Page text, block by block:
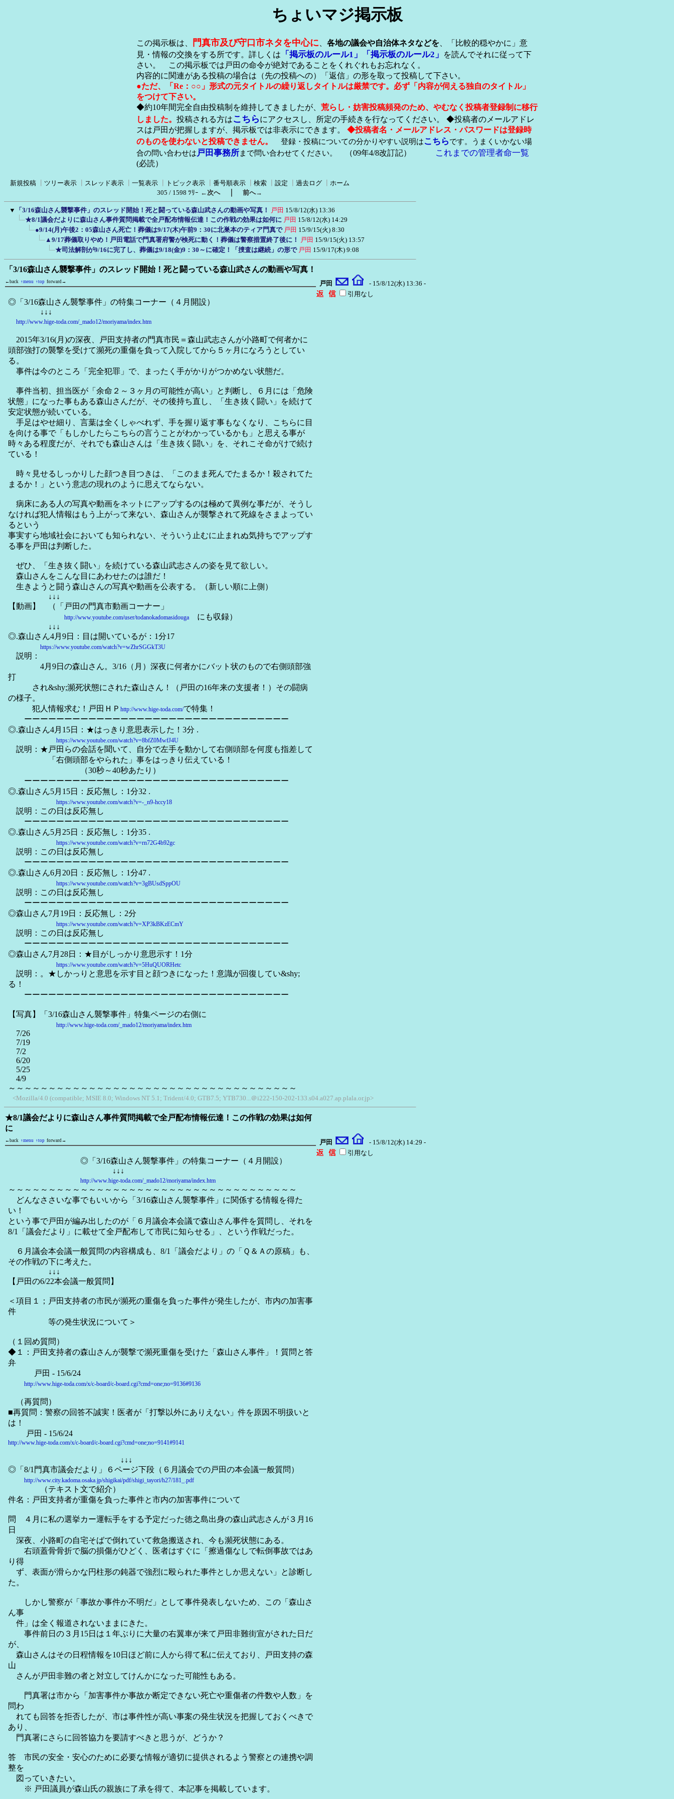
ちょいマジ掲示板
この掲示板は、 門真市及び守口市ネタを中心に、 各地の議会や自治体ネタなどを、「比較的穏やかに」意
見・情報の交換をする所です。詳しくは
「掲示板のルール1」 「掲示板のルール2」
を読んでそれに従って下
さい。 この掲示板では戸田の命令が絶対であることをくれぐれもお忘れなく。
内容的に関連がある投稿の場合は（先の投稿への）「返信」の形を取って投稿して下さい。
●ただ、「Re：○○」形式の元タイトルの繰り返しタイトルは厳禁です。必ず「内容が伺える独自のタイトル」
をつけて下さい。
◆約10年間完全自由投稿制を維持してきましたが、 荒らし・妨害投稿頻発のため、やむなく投稿者登録制に移行
しました。 投稿される方はこちらにアクセスし、所定の手続きを行なってください。 ◆投稿者のメールアドレ
スは戸田が把握しますが、掲示板では非表示にできます。 ◆投稿者名・メールアドレス・パスワードは登録時
のものを使わないと投稿できません。
登録・投稿についての分かりやすい説明はこちらです。うまくいかない場
合の問い合わせは戸田事務所まで問い合わせてください。 （09年4/8改訂記） これまでの管理者命一覧
(必読）
新規投稿 ツリー表示 スレッド表示 一覧表示 トピック表示 番号順表示 検索 設定 過去ログ
ホーム
305 / 1598 ﾂﾘｰ ←次へ｜ 前へ→
▼ 「3/16森山さん襲撃事件」のスレッド開始！死と闘っている森山武さんの動画や写真！ 戸田 15/8/12(水) 13:36
★8/1議会だよりに森山さん事件質問掲載で全戸配布情報伝達！この作戦の効果は如何に 戸田 15/8/12(水) 14:29
●9/14(月)午後2：05森山さん死亡！葬儀は9/17(木)午前9：30に北巣本のティア門真で 戸田 15/9/15(火) 8:30
▲9/17葬儀取りやめ！戸田電話で門真署府警が検死に動く！葬儀は警察措置終了後に！
戸田 15/9/15(火) 13:57
★司法解剖が9/16に完了し、葬儀は9/18(金)9：30～に確定！「捜査は継続」の形で 戸田 15/9/17(木) 9:08
「3/16森山さん襲撃事件」のスレッド開始！死と闘っている森山武さんの動画や写真！
←back ↑menu ↑top forward→ 戸田 - 15/8/12(水) 13:36 -
◎「3/16森山さん襲撃事件」の特集コーナー（４月開設）
↓↓↓
http://www.hige-toda.com/_mado12/moriyama/index.htm
2015年3/16(月)の深夜、戸田支持者の門真市民＝森山武志さんが小路町で何者かに
頭部強打の襲撃を受けて瀕死の重傷を負って入院してから５ヶ月になろうとしてい
る。
事件は今のところ「完全犯罪」で、まったく手がかりがつかめない状態だ。
事件当初、担当医が「余命２～３ヶ月の可能性が高い」と判断し、６月には「危険
状態」になった事もある森山さんだが、その後持ち直し、「生き抜く闘い」を続けて
安定状態が続いている。
手足はやせ細り、言葉は全くしゃべれず、手を握り返す事もなくなり、こちらに目
を向ける事で「もしかしたらこちらの言うことがわかっているかも」と思える事が
時々ある程度だが、それでも森山さんは「生き抜く闘い」を、それこそ命がけで続け
ている！
時々見せるしっかりした顔つき目つきは、「このまま死んでたまるか！殺されてた
まるか！」という意志の現れのように思えてならない。
病床にある人の写真や動画をネットにアップするのは極めて異例な事だが、そうし
なければ犯人情報はもう上がって来ない、森山さんが襲撃されて死線をさまよってい
るという
事実すら地域社会においても知られない、そういう止むに止まれぬ気持ちでアップす
る事を戸田は判断した。
ぜひ、「生き抜く闘い」を続けている森山武志さんの姿を見て欲しい。
森山さんをこんな目にあわせたのは誰だ！
生きようと闘う森山さんの写真や動画を公表する。（新しい順に上側）
↓↓↓
【動画】 （「戸田の門真市動画コーナー」
http://www.youtube.com/user/todanokadomasidouga
にも収録）
↓↓↓
◎.森山さん4月9日：目は開いているが：1分17
https://www.youtube.com/watch?v=wZhrSGGkT3U
説明：
4月9日の森山さん。3/16（月）深夜に何者かにバット状のもので右側頭部強
打
され&shy;瀕死状態にされた森山さん！（戸田の16年来の支援者！）その闘病
の様子。
犯人情報求む！戸田ＨＰ http://www.hige-toda.com/で特集！
ーーーーーーーーーーーーーーーーーーーーーーーーーーーーーーーーー
◎.森山さん4月15日：★はっきり意思表示した！3分 .
https://www.youtube.com/watch?v=8bfZ0MwfJ4U
説明：★戸田らの会話を聞いて、自分で左手を動かして右側頭部を何度も指差して
「右側頭部をやられた」事をはっきり伝えている！
（30秒～40秒あたり）
ーーーーーーーーーーーーーーーーーーーーーーーーーーーーーーーーー
◎.森山さん5月15日：反応無し：1分32 .
https://www.youtube.com/watch?v=-_n9-hccy18
説明：この日は反応無し
ーーーーーーーーーーーーーーーーーーーーーーーーーーーーーーーーー
◎.森山さん5月25日：反応無し：1分35 .
https://www.youtube.com/watch?v=rn72G4b92gc
説明：この日は反応無し
ーーーーーーーーーーーーーーーーーーーーーーーーーーーーーーーーー
◎.森山さん6月20日：反応無し：1分47 .
https://www.youtube.com/watch?v=3gBUsdSppOU
説明：この日は反応無し
ーーーーーーーーーーーーーーーーーーーーーーーーーーーーーーーーー
◎森山さん7月19日：反応無し：2分
https://www.youtube.com/watch?v=XP3kBKzECmY
説明：この日は反応無し
ーーーーーーーーーーーーーーーーーーーーーーーーーーーーーーーーー
◎森山さん7月28日：★目がしっかり意思示す！1分
https://www.youtube.com/watch?v=5HuQUORHetc
説明：。★しかっりと意思を示す目と顔つきになった！意識が回復してい&shy;
る！
ーーーーーーーーーーーーーーーーーーーーーーーーーーーーーーーーー
【写真】「3/16森山さん襲撃事件」特集ページの右側に
http://www.hige-toda.com/_mado12/moriyama/index.htm
7/26
7/19
7/2
6/20
5/25
4/9
～～～～～～～～～～～～～～～～～～～～～～～～～～～～～～～～～～～～
引用なし
<Mozilla/4.0 (compatible; MSIE 8.0; Windows NT 5.1; Trident/4.0; GTB7.5; YTB730...＠i222-150-202-133.s04.a027.ap.plala.or.jp>
★8/1議会だよりに森山さん事件質問掲載で全戸配布情報伝達！この作戦の効果は如何
に
←back ↑menu ↑top forward→ 戸田 - 15/8/12(水) 14:29 -
◎「3/16森山さん襲撃事件」の特集コーナー（４月開設）
↓↓↓
http://www.hige-toda.com/_mado12/moriyama/index.htm
～～～～～～～～～～～～～～～～～～～～～～～～～～～～～～～～～～～～
どんなささいな事でもいいから「3/16森山さん襲撃事件」に関係する情報を得た
い！
という事で戸田が編み出したのが「６月議会本会議で森山さん事件を質問し、それを
8/1「議会だより」に載せて全戸配布して市民に知らせる」、という作戦だった。
６月議会本会議一般質問の内容構成も、8/1「議会だより」の「Ｑ＆Ａの原稿」も、
その作戦の下に考えた。
↓↓↓
【戸田の6/22本会議一般質問】
＜項目１；戸田支持者の市民が瀕死の重傷を負った事件が発生したが、市内の加害事
件
等の発生状況について＞
（１回め質問）
◆１：戸田支持者の森山さんが襲撃で瀕死重傷を受けた「森山さん事件」！質問と答
弁
戸田 - 15/6/24
http://www.hige-toda.com/x/c-board/c-board.cgi?cmd=one;no=9136#9136
（再質問）
■再質問：警察の回答不誠実！医者が「打撃以外にありえない」件を原因不明扱いと
は！
戸田 - 15/6/24
http://www.hige-toda.com/x/c-board/c-board.cgi?cmd=one;no=9141#9141
↓↓↓
◎「8/1門真市議会だより」６ページ下段（６月議会での戸田の本会議一般質問）
http://www.city.kadoma.osaka.jp/shigikai/pdf/shigi_tayori/h27/181_.pdf
（テキスト文で紹介）
件名：戸田支持者が重傷を負った事件と市内の加害事件について
問 ４月に私の選挙カー運転手をする予定だった徳之島出身の森山武志さんが３月16
日
深夜、小路町の自宅そばで倒れていて救急搬送され、今も瀕死状態にある。
右頭蓋骨骨折で脳の損傷がひどく、医者はすぐに「擦過傷なしで転倒事故ではあ
り得
ず、表面が滑らかな円柱形の鈍器で強烈に殴られた事件としか思えない」と診断し
た。
しかし警察が「事故か事件か不明だ」として事件発表しないため、この「森山さ
ん事
件」は全く報道されないままにきた。
事件前日の３月15日は１年ぶりに大量の右翼車が来て戸田非難街宣がされた日だ
が、
森山さんはその日程情報を10日ほど前に人から得て私に伝えており、戸田支持の森
山
さんが戸田非難の者と対立してけんかになった可能性もある。
門真署は市から「加害事件か事故か断定できない死亡や重傷者の件数や人数」を
問わ
れても回答を拒否したが、市は事件性が高い事案の発生状況を把握しておくべきで
あり、
門真署にさらに回答協力を要請すべきと思うが、どうか？
答 市民の安全・安心のために必要な情報が適切に提供されるよう警察との連携や調
整を
図っていきたい。
※ 戸田議員が森山氏の親族に了承を得て、本記事を掲載しています。
引用なし